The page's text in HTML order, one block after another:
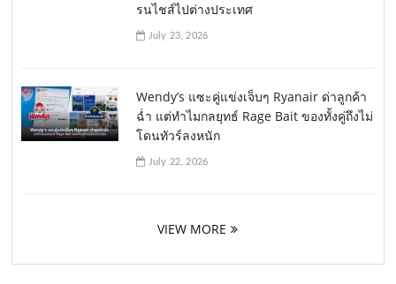
รนไชส์ไปต่างประเทศ
July 23, 2026
Wendy’s แซะคู่แข่งเจ็บๆ Ryanair ด่าลูกค้า
ฉ่ำ แต่ทำไมกลยุทธ์ Rage Bait ของทั้งคู่ถึงไม่
โดนทัวร์ลงหนัก
July 22, 2026
VIEW MORE